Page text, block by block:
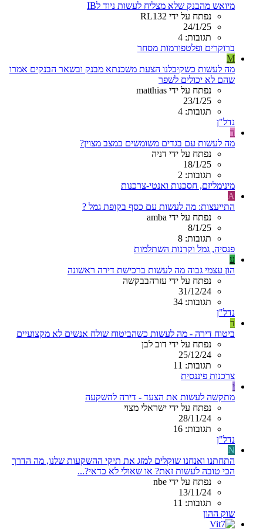
מיואש מהבנק שלא מצליח לעשות ניוד לIB
נפתח על ידי RL132
24/1/25
תגובות: 4
ברוקרים ופלטפורמות מסחר
M
מה לעשות כשקיבלנו הצעת משכנתא מבנק ובשאר הבנקים אמרו
שהם לא יכולים לשפר
נפתח על ידי matthias
23/1/25
תגובות: 4
נדל"ן
ד
מה לעשות עם בגדים משומשים במצב מצוין?
נפתח על ידי דניה
18/1/25
תגובות: 2
מינימליזם, חסכנות ואנטי-צרכנות
A
התייעצות: מה לעשות עם כסף בקופת גמל ?
נפתח על ידי amba
8/1/25
תגובות: 8
פנסיה, גמל וקרנות השתלמות
ע
הון עצמי גבוה מה לעשות ברכישת דירה ראשונה
נפתח על ידי עזרהבבקשה
31/12/24
תגובות: 34
נדל"ן
ד
ביטוח דירה - מה לעשות כשהביטוח שולח אנשים לא מקצועיים
נפתח על ידי דוב לבן
25/12/24
תגובות: 11
צרכנות פיננסית
י
מתקשה לעשות את הצעד - דירה להשקעה
נפתח על ידי ישראלי מצוי
28/11/24
תגובות: 16
נדל"ן
N
התחתנו ואנחנו שוקלים למזג את תיקי ההשקעות שלנו, מה הדרך
הכי טובה לעשות זאת? או שאולי לא כדאי?...
נפתח על ידי nbe
13/11/24
תגובות: 11
שוק ההון